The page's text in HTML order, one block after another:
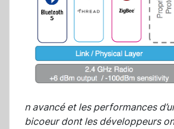
n avancé et les performances
bicoeur dont les développeurs